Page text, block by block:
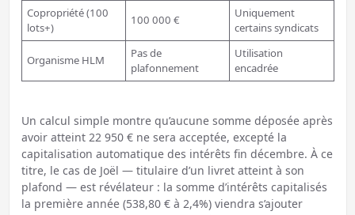
Copropriété (100
lots+)
100 000 €
Uniquement
certains syndicats
Organisme HLM
Pas de
plafonnement
Utilisation
encadrée
Un calcul simple montre qu’aucune somme déposée après
avoir atteint 22 950 € ne sera acceptée, excepté la
capitalisation automatique des intérêts fin décembre. À ce
titre, le cas de Joël — titulaire d’un livret atteint à son
plafond — est révélateur : la somme d’intérêts capitalisés
la première année (538,80 € à 2,4%) viendra s’ajouter